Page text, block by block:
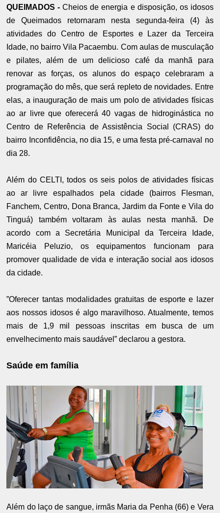
QUEIMADOS -Cheios de energia e disposição, os idosos
de Queimados retornaram nesta segunda-feira (4) às
atividades do Centro de Esportes e Lazer da Terceira
Idade, no bairro Vila Pacaembu. Com aulas de musculação
e pilates, além de um delicioso café da manhã para
renovar as forças, os alunos do espaço celebraram a
programação do mês, que será repleto de novidades. Entre
elas, a inauguração de mais um polo de atividades físicas
ao ar livre que oferecerá 40 vagas de hidroginástica no
Centro de Referência de Assistência Social (CRAS) do
bairro Inconfidência, no dia 15, e uma festa pré-carnaval no
dia 28.
Além do CELTI, todos os seis polos de atividades físicas
ao ar livre espalhados pela cidade (bairros Flesman,
Fanchem, Centro, Dona Branca, Jardim da Fonte e Vila do
Tinguá) também voltaram às aulas nesta manhã. De
acordo com a Secretária Municipal da Terceira Idade,
Maricéia Peluzio, os equipamentos funcionam para
promover qualidade de vida e interação social aos idosos
da cidade.
”Oferecer tantas modalidades gratuitas de esporte e lazer
aos nossos idosos é algo maravilhoso. Atualmente, temos
mais de 1,9 mil pessoas inscritas em busca de um
envelhecimento mais saudável” declarou a gestora.
Saúde em família
Além do laço de sangue, irmãs Maria da Penha (66) e Vera